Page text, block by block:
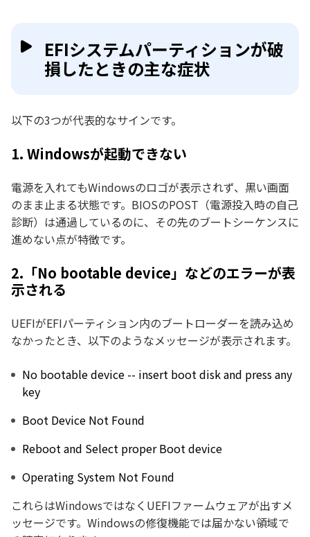
EFIシステムパーティションが破
損したときの主な症状
以下の3つが代表的なサインです。
1. Windowsが起動できない
電源を入れてもWindowsのロゴが表示されず、黒い画面
のまま止まる状態です。BIOSのPOST（電源投入時の自己
診断）は通過しているのに、その先のブートシーケンスに
進めない点が特徴です。
2.「No bootable device」などのエラーが表
示される
UEFIがEFIパーティション内のブートローダーを読み込め
なかったとき、以下のようなメッセージが表示されます。
No bootable device -- insert boot disk and press any
key
Boot Device Not Found
Reboot and Select proper Boot device
Operating System Not Found
これらはWindowsではなくUEFIファームウェアが出すメ
ッセージです。Windowsの修復機能では届かない領域で